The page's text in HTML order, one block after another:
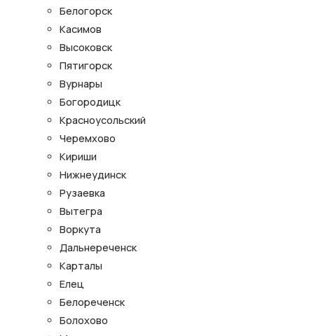
Белогорск
Касимов
Высоковск
Пятигорск
Вурнары
Богородицк
Красноусольский
Черемхово
Кириши
Нижнеудинск
Рузаевка
Вытегра
Воркута
Дальнереченск
Карталы
Елец
Белореченск
Болохово